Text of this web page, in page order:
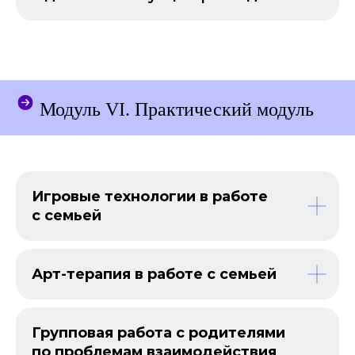
Модуль VI. Практический модуль
Игровые технологии в работе
с семьей
Арт-терапия в работе с семьей
Групповая работа с родителями